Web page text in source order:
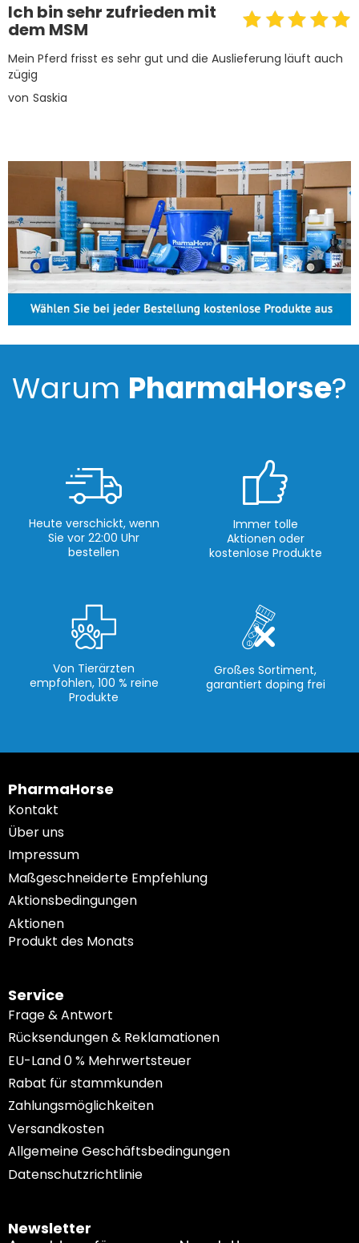
Ich bin sehr zufrieden mit
dem MSM
Mein Pferd frisst es sehr gut und die Auslieferung läuft auch
zügig
von Saskia
Warum PharmaHorse?
Heute verschickt, wenn
Sie vor 22:00 Uhr
bestellen
Immer tolle
Aktionen oder
kostenlose Produkte
Von Tierärzten
empfohlen, 100 % reine
Produkte
Großes Sortiment,
garantiert doping frei
PharmaHorse
Kontakt
Über uns
Impressum
Maßgeschneiderte Empfehlung
Aktionsbedingungen
Aktionen
Produkt des Monats
Service
Frage & Antwort
Rücksendungen & Reklamationen
EU-Land 0 % Mehrwertsteuer
Rabat für stammkunden
Zahlungsmöglichkeiten
Versandkosten
Allgemeine Geschäftsbedingungen
Datenschutzrichtlinie
Newsletter